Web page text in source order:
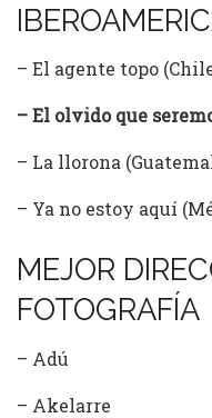
– El agente topo
– El olvido que
– La llorona
– Ya no estoy aquí
MEJOR
FOTOGRAFÍA
– Adú
– Akelarre